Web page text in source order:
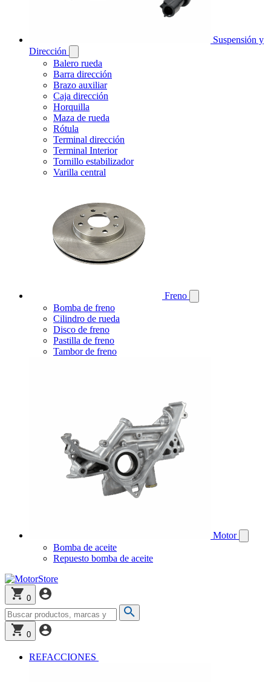
Suspensión y
Dirección
Balero rueda
Barra dirección
Brazo auxiliar
Caja dirección
Horquilla
Maza de rueda
Rótula
Terminal dirección
Terminal Interior
Tornillo estabilizador
Varilla central
Freno
Bomba de freno
Cilindro de rueda
Disco de freno
Pastilla de freno
Tambor de freno
Motor
Bomba de aceite
Repuesto bomba de aceite
0
0
REFACCIONES